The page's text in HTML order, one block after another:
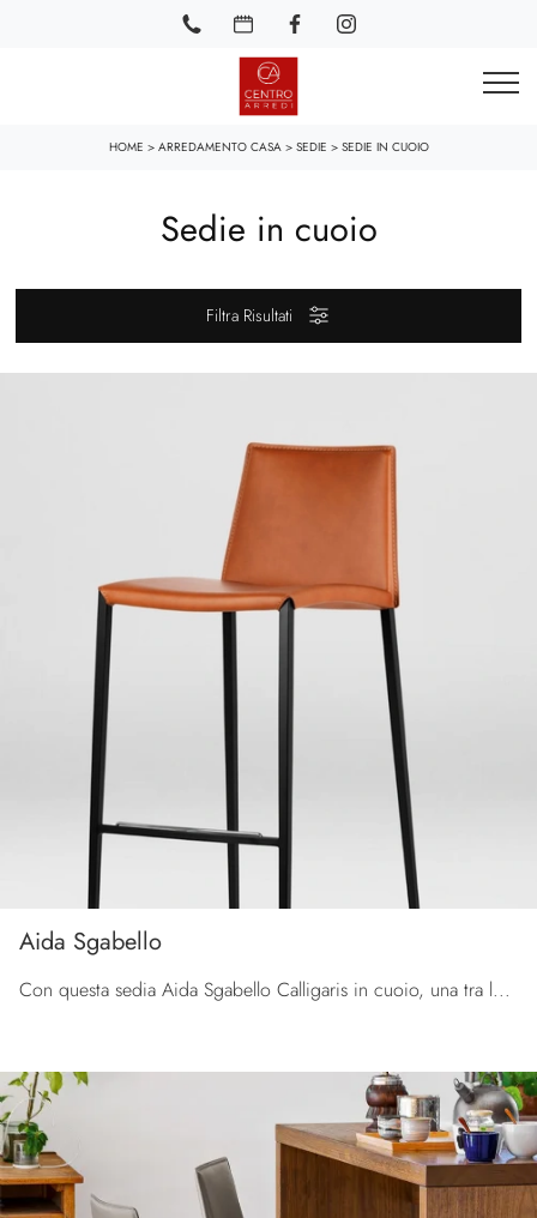
HOME > ARREDAMENTO CASA> SEDIE > SEDIE IN CUOIO
Sedie in cuoio
Filtra Risultati
Aida Sgabello
Con questa sedia Aida Sgabello Calligaris in cuoio, una tra le nostre sedute sgabelli moderne, potrai impreziosire i tuoi interni.